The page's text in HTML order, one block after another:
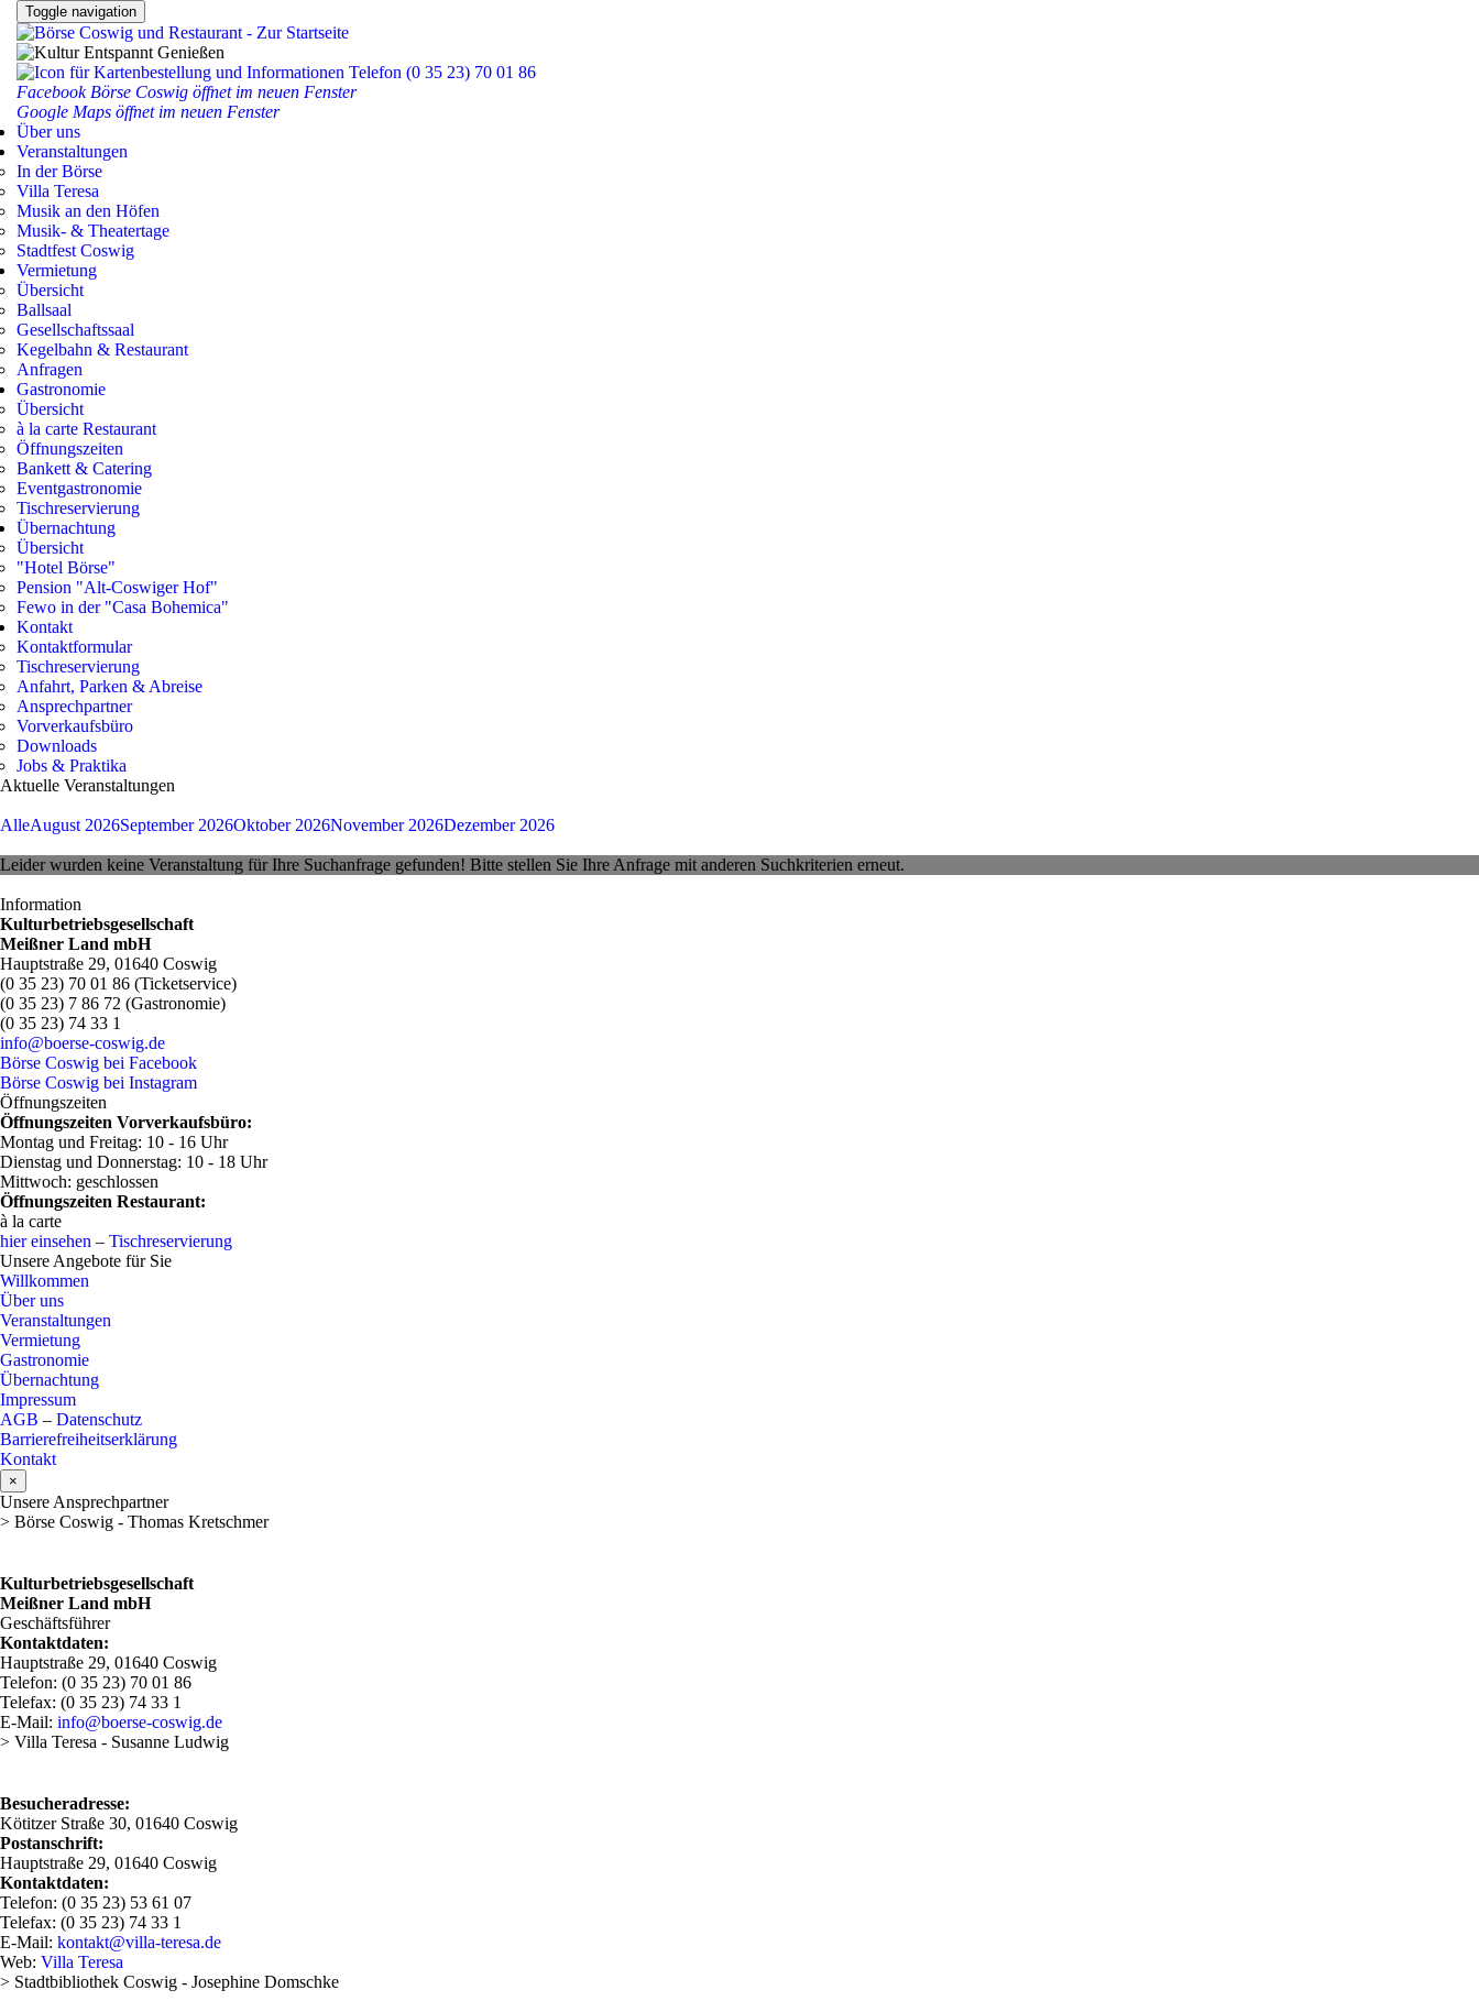
Toggle navigation
Facebook Börse Coswig öffnet im neuen Fenster
Google Maps öffnet im neuen Fenster
Über uns
Veranstaltungen
In der Börse
Villa Teresa
Musik an den Höfen
Musik- & Theatertage
Stadtfest Coswig
Vermietung
Übersicht
Ballsaal
Gesellschaftssaal
Kegelbahn & Restaurant
Anfragen
Gastronomie
Übersicht
à la carte Restaurant
Öffnungszeiten
Bankett & Catering
Eventgastronomie
Tischreservierung
Übernachtung
Übersicht
"Hotel Börse"
Pension "Alt-Coswiger Hof"
Fewo in der "Casa Bohemica"
Kontakt
Kontaktformular
Tischreservierung
Anfahrt, Parken & Abreise
Ansprechpartner
Vorverkaufsbüro
Downloads
Jobs & Praktika
Aktuelle Veranstaltungen
AlleAugust 2026September 2026Oktober 2026November 2026Dezember 2026
Leider wurden keine Veranstaltung für Ihre Suchanfrage gefunden! Bitte stellen Sie Ihre Anfrage mit anderen Suchkriterien erneut.
Information
Kulturbetriebsgesellschaft
Meißner Land mbH
Hauptstraße 29, 01640 Coswig
(0 35 23) 70 01 86 (Ticketservice)
(0 35 23) 7 86 72 (Gastronomie)
(0 35 23) 74 33 1
info@boerse-coswig.de
Börse Coswig bei Facebook
Börse Coswig bei Instagram
Öffnungszeiten
Öffnungszeiten Vorverkaufsbüro:
Montag und Freitag: 10 - 16 Uhr
Dienstag und Donnerstag: 10 - 18 Uhr
Mittwoch: geschlossen
Öffnungszeiten Restaurant:
à la carte
hier einsehen – Tischreservierung
Unsere Angebote für Sie
Willkommen
Über uns
Veranstaltungen
Vermietung
Gastronomie
Übernachtung
Impressum
AGB – Datenschutz
Barrierefreiheitserklärung
Kontakt
×
Unsere Ansprechpartner
> Börse Coswig - Thomas Kretschmer
Kulturbetriebsgesellschaft
Meißner Land mbH
Geschäftsführer
Kontaktdaten:
Hauptstraße 29, 01640 Coswig
Telefon: (0 35 23) 70 01 86
Telefax: (0 35 23) 74 33 1
E-Mail: info@boerse-coswig.de
> Villa Teresa - Susanne Ludwig
Besucheradresse:
Kötitzer Straße 30, 01640 Coswig
Postanschrift:
Hauptstraße 29, 01640 Coswig
Kontaktdaten:
Telefon: (0 35 23) 53 61 07
Telefax: (0 35 23) 74 33 1
E-Mail: kontakt@villa-teresa.de
Web: Villa Teresa
> Stadtbibliothek Coswig - Josephine Domschke